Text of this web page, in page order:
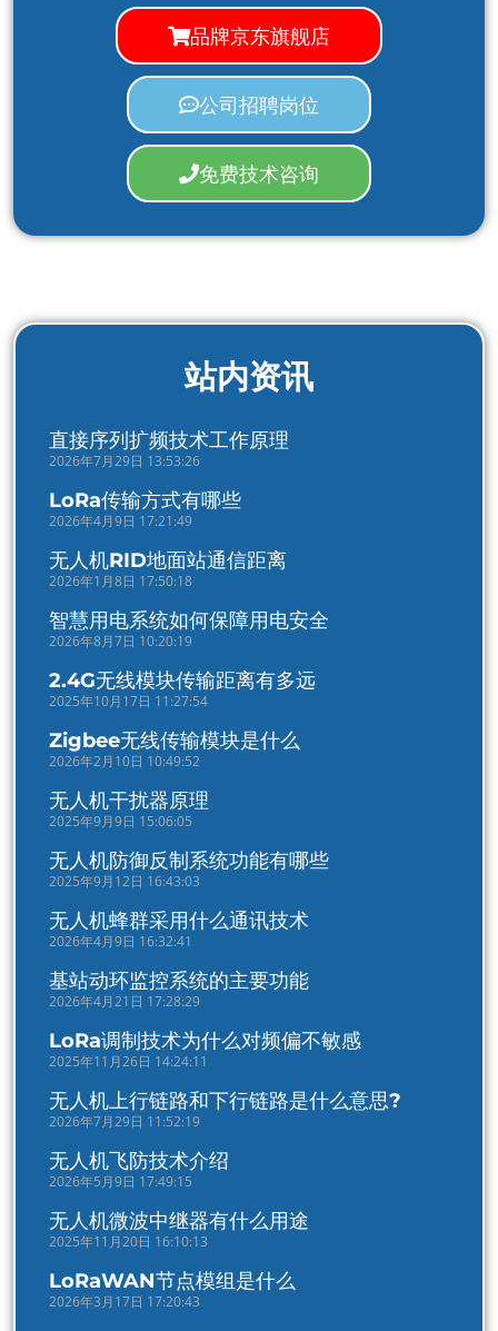
品牌京东旗舰店
公司招聘岗位
免费技术咨询
站内资讯
直接序列扩频技术工作原理
2026年7月29日 13:53:26
LoRa传输方式有哪些
2026年4月9日 17:21:49
无人机RID地面站通信距离
2026年1月8日 17:50:18
智慧用电系统如何保障用电安全
2026年8月7日 10:20:19
2.4G无线模块传输距离有多远
2025年10月17日 11:27:54
Zigbee无线传输模块是什么
2026年2月10日 10:49:52
无人机干扰器原理
2025年9月9日 15:06:05
无人机防御反制系统功能有哪些
2025年9月12日 16:43:03
无人机蜂群采用什么通讯技术
2026年4月9日 16:32:41
基站动环监控系统的主要功能
2026年4月21日 17:28:29
LoRa调制技术为什么对频偏不敏感
2025年11月26日 14:24:11
无人机上行链路和下行链路是什么意思?
2026年7月29日 11:52:19
无人机飞防技术介绍
2026年5月9日 17:49:15
无人机微波中继器有什么用途
2025年11月20日 16:10:13
LoRaWAN节点模组是什么
2026年3月17日 17:20:43